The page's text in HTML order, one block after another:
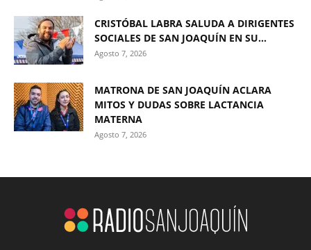
CRISTÓBAL LABRA SALUDA A DIRIGENTES
SOCIALES DE SAN JOAQUÍN EN SU...
Agosto 7, 2026
MATRONA DE SAN JOAQUÍN ACLARA
MITOS Y DUDAS SOBRE LACTANCIA
MATERNA
Agosto 7, 2026